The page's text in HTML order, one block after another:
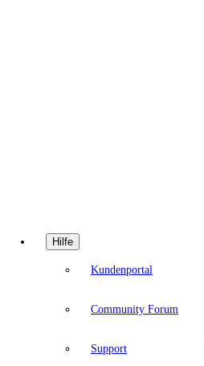
Hilfe
Kundenportal
Community Forum
Support